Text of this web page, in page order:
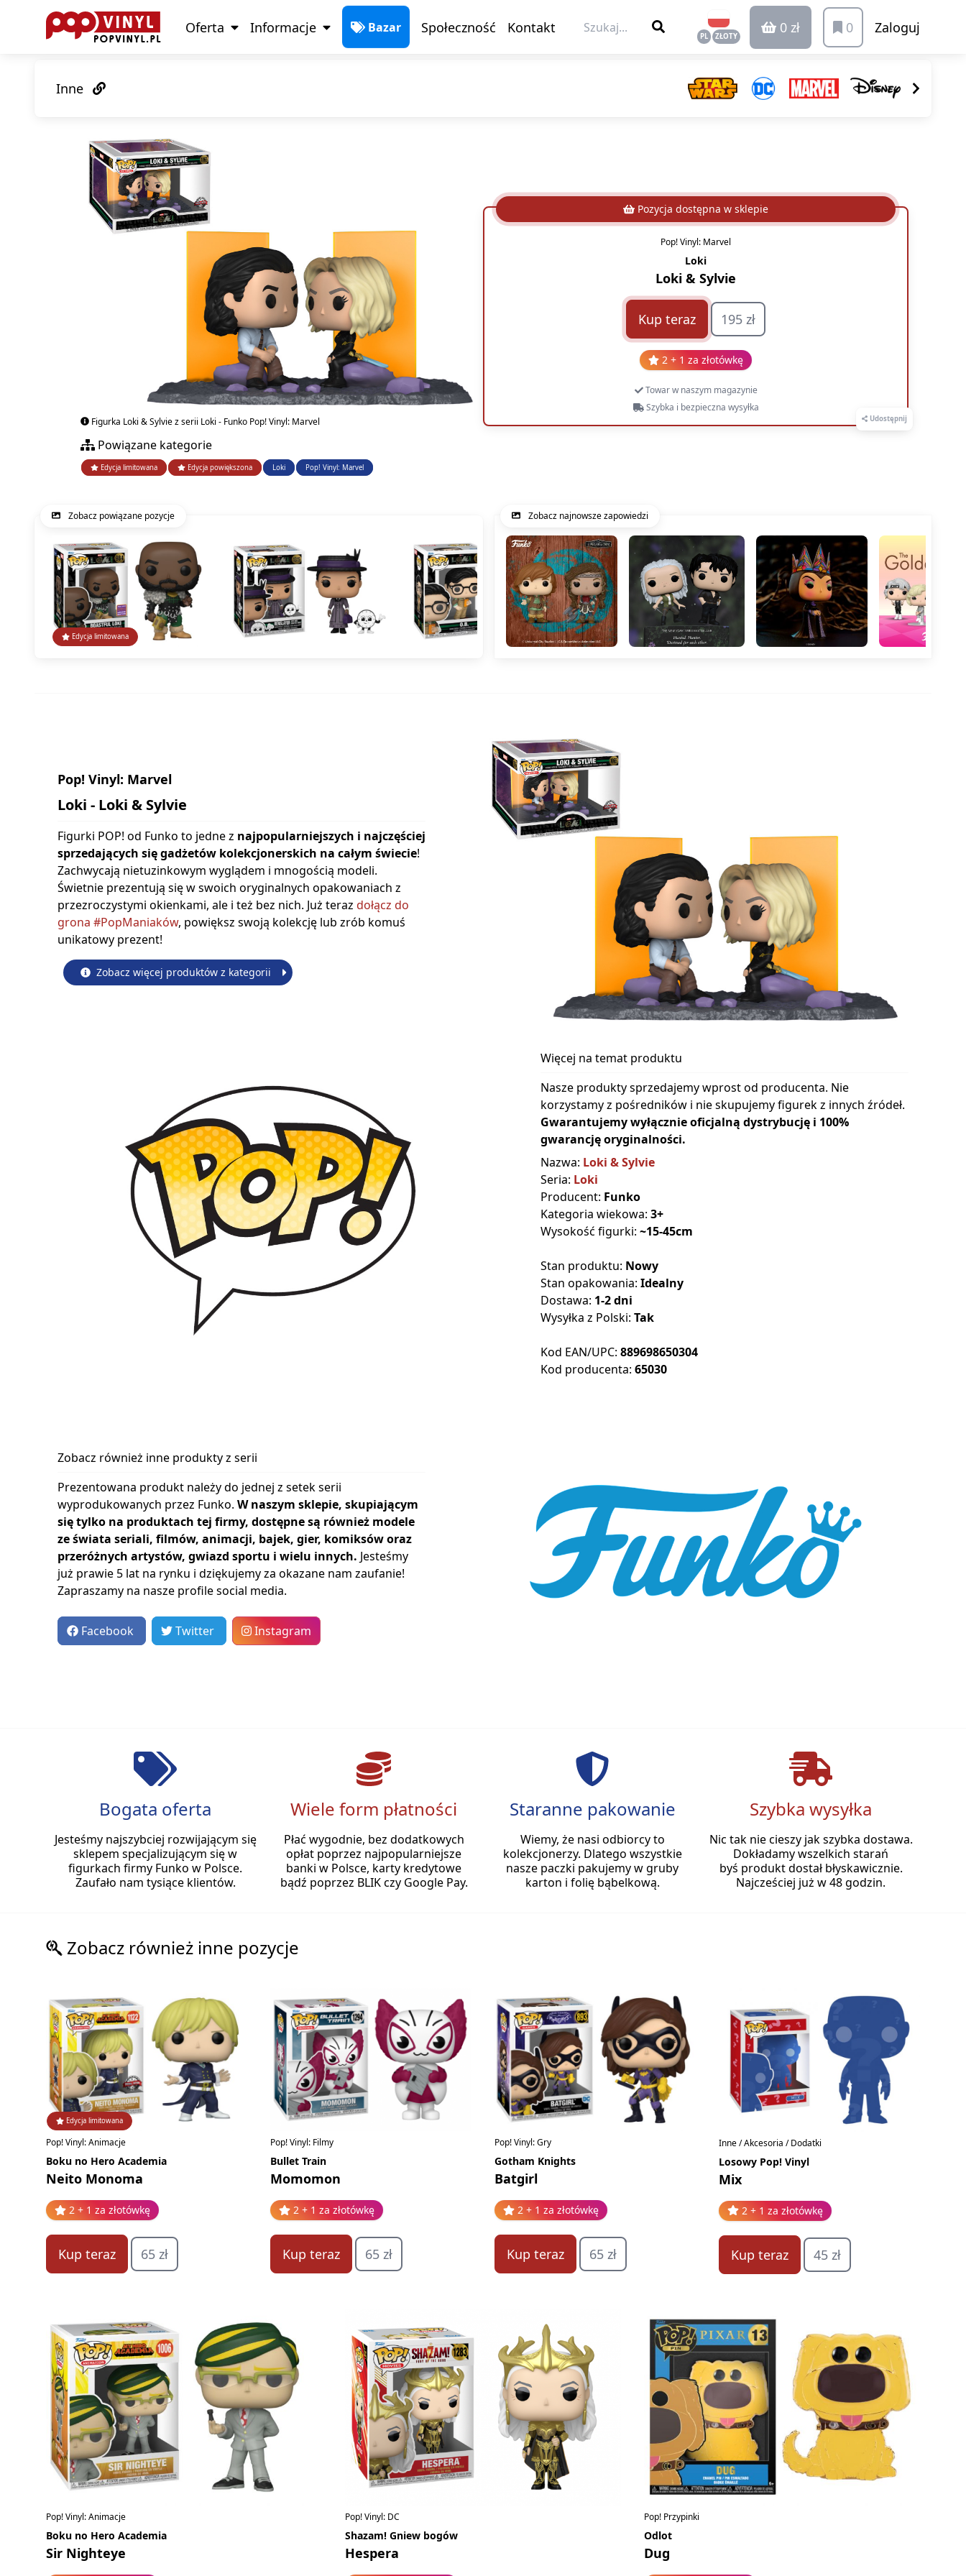
Oferta Informacje Bazar Społeczność Kontakt
PL ZŁOTY
0 zł 0 Zaloguj
Inne
Figurka Loki & Sylvie z serii Loki - Funko Pop! Vinyl: Marvel
Powiązane kategorie
Edycja limitowana Edycja powiększona Loki Pop! Vinyl: Marvel
Udostępnij
Pozycja dostępna w sklepie
Pop! Vinyl: Marvel
Loki
Loki & Sylvie
Kup teraz 195 zł
2 + 1 za złotówkę
Towar w naszym magazynie
Szybka i bezpieczna wysyłka
Zobacz powiązane pozycje
Edycja limitowana
Zobacz najnowsze zapowiedzi
Pop! Vinyl: Marvel
Loki - Loki & Sylvie
Figurki POP! od Funko to jedne z najpopularniejszych i najczęściej
sprzedających się gadżetów kolekcjonerskich na całym świecie!
Zachwycają nietuzinkowym wyglądem i mnogością modeli.
Świetnie prezentują się w swoich oryginalnych opakowaniach z
przezroczystymi okienkami, ale i też bez nich. Już teraz dołącz do
grona #PopManiaków, powiększ swoją kolekcję lub zrób komuś
unikatowy prezent!
Zobacz więcej produktów z kategorii
Więcej na temat produktu
Nasze produkty sprzedajemy wprost od producenta. Nie
korzystamy z pośredników i nie skupujemy figurek z innych źródeł.
Gwarantujemy wyłącznie oficjalną dystrybucję i 100%
gwarancję oryginalności.
Nazwa: Loki & Sylvie
Seria: Loki
Producent: Funko
Kategoria wiekowa: 3+
Wysokość figurki: ~15-45cm
Stan produktu: Nowy
Stan opakowania: Idealny
Dostawa: 1-2 dni
Wysyłka z Polski: Tak
Kod EAN/UPC: 889698650304
Kod producenta: 65030
Zobacz również inne produkty z serii
Prezentowana produkt należy do jednej z setek serii
wyprodukowanych przez Funko. W naszym sklepie, skupiającym
się tylko na produktach tej firmy, dostępne są również modele
ze świata seriali, filmów, animacji, bajek, gier, komiksów oraz
przeróżnych artystów, gwiazd sportu i wielu innych. Jesteśmy
już prawie 5 lat na rynku i dziękujemy za okazane nam zaufanie!
Zapraszamy na nasze profile social media.
Facebook Twitter Instagram
Bogata oferta
Jesteśmy najszybciej rozwijającym się
sklepem specjalizującym się w
figurkach firmy Funko w Polsce.
Zaufało nam tysiące klientów.
Wiele form płatności
Płać wygodnie, bez dodatkowych
opłat poprzez najpopularniejsze
banki w Polsce, karty kredytowe
bądź poprzez BLIK czy Google Pay.
Staranne pakowanie
Wiemy, że nasi odbiorcy to
kolekcjonerzy. Dlatego wszystkie
nasze paczki pakujemy w gruby
karton i folię bąbelkową.
Szybka wysyłka
Nic tak nie cieszy jak szybka dostawa.
Dokładamy wszelkich starań
byś produkt dostał błyskawicznie.
Najcześciej już w 48 godzin.
Zobacz również inne pozycje
Edycja limitowana
Pop! Vinyl: Animacje
Boku no Hero Academia
Neito Monoma
2 + 1 za złotówkę
Kup teraz 65 zł
Pop! Vinyl: Filmy
Bullet Train
Momomon
2 + 1 za złotówkę
Kup teraz 65 zł
Pop! Vinyl: Gry
Gotham Knights
Batgirl
2 + 1 za złotówkę
Kup teraz 65 zł
Inne / Akcesoria / Dodatki
Losowy Pop! Vinyl
Mix
2 + 1 za złotówkę
Kup teraz 45 zł
Pop! Vinyl: Animacje
Boku no Hero Academia
Sir Nighteye
Pop! Vinyl: DC
Shazam! Gniew bogów
Hespera
Pop! Przypinki
Odlot
Dug